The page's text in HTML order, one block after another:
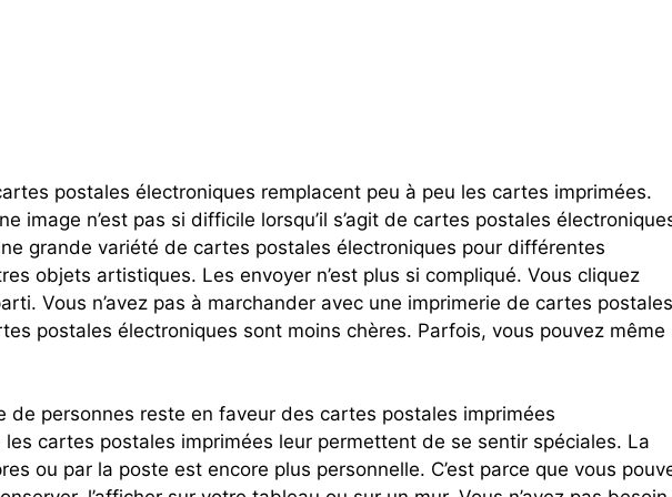
postales électroniques remplacent peu à peu les cartes imprimées.
image n’est pas si difficile lorsqu’il s’agit de cartes postales
grande variété de cartes postales électroniques pour différentes
objets artistiques. Les envoyer n’est plus si compliqué. Vous cliquez
Vous n’avez pas à marchander avec une imprimerie de cartes
postales électroniques sont moins chères. Parfois, vous pouvez même
de personnes reste en faveur des cartes postales imprimées
cartes postales imprimées leur permettent de se sentir spéciales. La
ou par la poste est encore plus personnelle. C’est parce que vous